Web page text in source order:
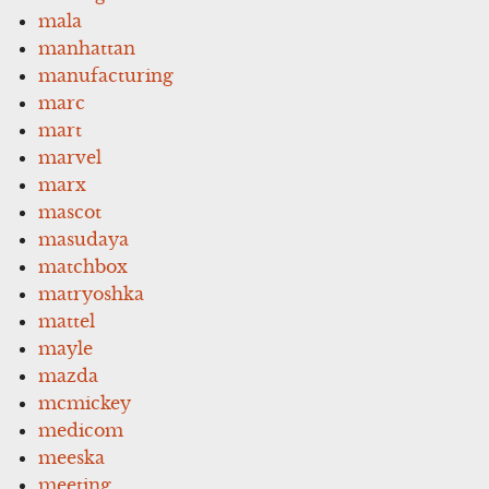
mala
manhattan
manufacturing
marc
mart
marvel
marx
mascot
masudaya
matchbox
matryoshka
mattel
mayle
mazda
mcmickey
medicom
meeska
meeting